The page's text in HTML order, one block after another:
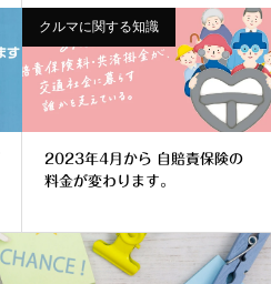
クルマに関する知識
2023年4月から 自賠責保険の
料金が変わります。